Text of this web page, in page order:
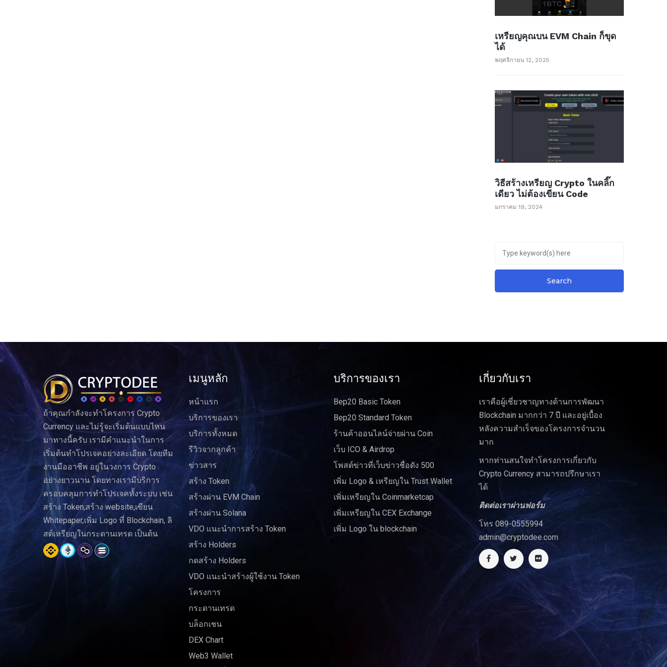
เหรียญคุณบน EVM Chain ก็ขุด
ได้
พฤศจิกายน 12, 2025
วิธีสร้างเหรียญ Crypto ในคลิ๊ก
เดียว ไม่ต้องเขียน Code
มกราคม 19, 2024
ถ้าคุณกำลังจะทำโครงการ Crypto
Currency และไม่รู้จะเริ่มต้นแบบไหน
มาทางนี้ครับ เรามีคำแนะนำในการ
เริ่มต้นทำโปรเจคอย่างละเอียด โดยทีม
งานมืออาชีพ อยู่ในวงการ Crypto
อย่างยาวนาน โดยทางเรามีบริการ
ครอบคลุมการทำโปรเจคทั้งระบบ เช่น
สร้าง Token,สร้าง website,เขียน
Whitepaper,เพิ่ม Logo ที่ Blockchain, ลิ
สต์เหรียญในกระดานเทรด เป็นต้น
เมนูหลัก
หน้าแรก
บริการของเรา
บริการทั้งหมด
รีวิวจากลูกค้า
ข่าวสาร
สร้าง Token
สร้างผ่าน EVM Chain
สร้างผ่าน Solana
VDO แนะนำการสร้าง Token
สร้าง Holders
กดสร้าง Holders
VDO แนะนำสร้างผู้ใช้งาน Token
โครงการ
กระดานเทรด
บล็อกเชน
DEX Chart
Web3 Wallet
บริการของเรา
Bep20 Basic Token
Bep20 Standard Token
ร้านค้าออนไลน์จ่ายผ่าน Coin
เว็บ ICO & Airdrop
โพสต์ข่าวที่เว็บข่าวชื่อดัง 500
เพิ่ม Logo & เหรียญใน Trust Wallet
เพิ่มเหรียญใน Coinmarketcap
เพิ่มเหรียญใน CEX Exchange
เพิ่ม Logo ใน blockchain
เกี่ยวกับเรา
เราคือผู้เชี่ยวชาญทางด้านการพัฒนา
Blockchain มากกว่า 7 ปี และอยู่เบื้อง
หลังความสำเร็จของโครงการจำนวน
มาก
หากท่านสนใจทำโครงการเกี่ยวกับ
Crypto Currency สามารถปรึกษาเรา
ได้
ติดต่อเราผ่านฟอร์ม
โทร 089-0555994
admin@cryptodee.com